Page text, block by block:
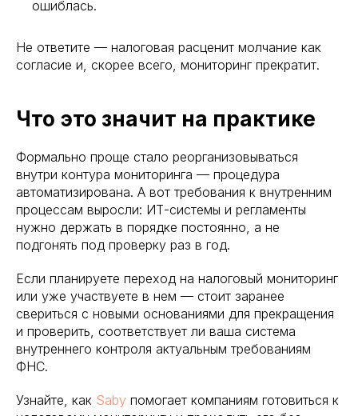
ошиблась.
Не ответите — налоговая расценит молчание как
согласие и, скорее всего, мониторинг прекратит.
Что это значит на практике
Формально проще стало реорганизовываться
внутри контура мониторинга — процедура
автоматизирована. А вот требования к внутренним
процессам выросли: ИТ-системы и регламенты
нужно держать в порядке постоянно, а не
подгонять под проверку раз в год.
Если планируете переход на налоговый мониторинг
или уже участвуете в нем — стоит заранее
свериться с новыми основаниями для прекращения
и проверить, соответствует ли ваша система
внутреннего контроля актуальным требованиям
ФНС.
Узнайте, как Saby помогает компаниям готовиться к